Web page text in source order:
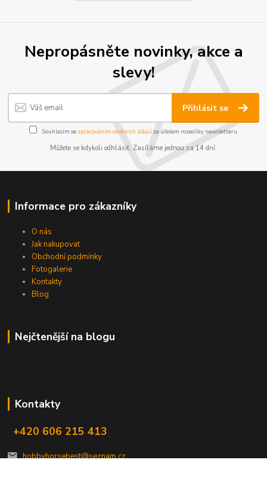
Nepropásněte novinky, akce a
slevy!
Přihlásit se
Souhlasím se zpracováním osobních údajůza účelem rozesílky newsletteru.
Můžete se kdykoli odhlásit. Zasíláme jednou za 14 dní.
Informace pro zákazníky
O nás
Jak nakupovat
Obchodní podmínky
Fotogalerie
Kontakty
Blog
Nejčtenější na blogu
Kontakty
+420 606 215 413
hobbyhorsebest@seznam.cz